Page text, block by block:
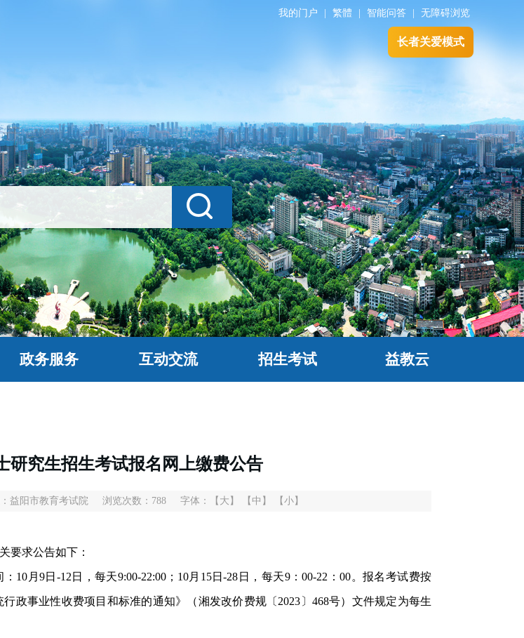
我的门户 繁體 智能问答 无障碍浏览
长者关爱模式
政务服务 互动交流 招生考试 益教云
研究生招生考试报名网上缴费公告
益阳市教育考试院 浏览次数： 788 字体： 【大】 【中】 【小】
求公告如下：
月9日-12日，每天9:00-22:00；10月15日-28日，每天9：00-22：00。报名考试费按
政事业性收费项目和标准的通知》（湘发改价费规〔2023〕468号）文件规定为每生